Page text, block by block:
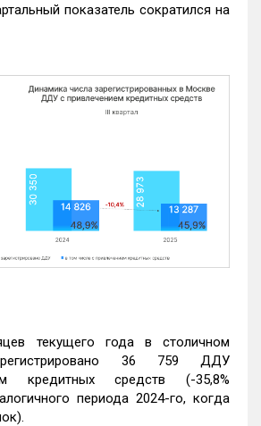
показатель сократился на
текущего года в столичном
36 759 ДДУ
кредитных средств (-35,8%
периода 2024-го, когда